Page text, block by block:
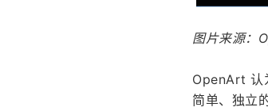
图片来源：
OpenArt 认
简单、独立